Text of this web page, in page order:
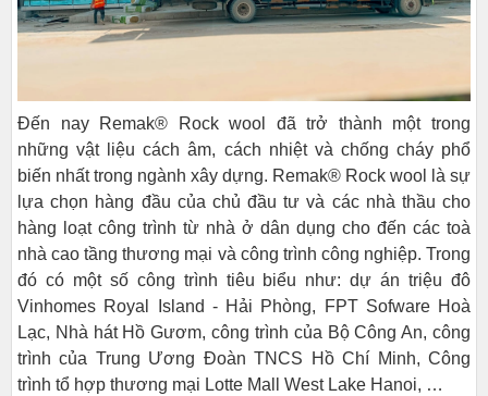
Đến nay Remak® Rock wool đã trở thành một trong
những vật liệu cách âm, cách nhiệt và chống cháy phổ
biến nhất trong ngành xây dựng. Remak® Rock wool là sự
lựa chọn hàng đầu của chủ đầu tư và các nhà thầu cho
hàng loạt công trình từ nhà ở dân dụng cho đến các toà
nhà cao tầng thương mại và công trình công nghiệp. Trong
đó có một số công trình tiêu biểu như: dự án triệu đô
Vinhomes Royal Island - Hải Phòng, FPT Sofware Hoà
Lạc, Nhà hát Hồ Gươm, công trình của Bộ Công An, công
trình của Trung Ương Đoàn TNCS Hồ Chí Minh, Công
trình tổ hợp thương mại Lotte Mall West Lake Hanoi, …